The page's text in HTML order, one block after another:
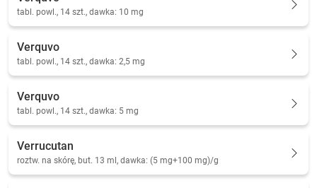
tabl. powl., 14 szt., dawka: 10 mg
Verquvo
tabl. powl., 14 szt., dawka: 2,5 mg
Verquvo
tabl. powl., 14 szt., dawka: 5 mg
Verrucutan
roztw. na skórę, but. 13 ml, dawka: (5 mg+100 mg)/g